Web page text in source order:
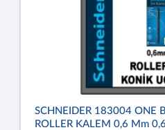
SCHNEIDER 183004 ONE
ROLLER KALEM 0,6 Mm